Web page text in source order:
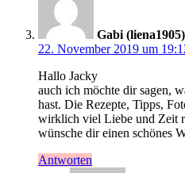
Gabi (liena1905)
22. November 2019 um
Hallo Jacky
auch ich möchte dir sagen,
hast. Die Rezepte, Tipps,
wirklich viel Liebe und Zeit
wünsche dir einen schönes
Antworten